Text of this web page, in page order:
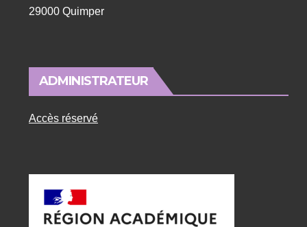
29000 Quimper
ADMINISTRATEUR
Accès réservé